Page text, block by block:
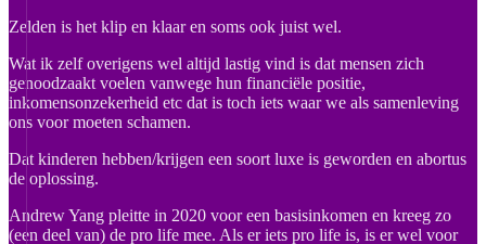
Zelden is het klip en klaar en soms ook juist wel.
Wat ik zelf overigens wel altijd lastig vind is dat mensen zich
genoodzaakt voelen vanwege hun financiële positie,
inkomensonzekerheid etc dat is toch iets waar we als samenleving
ons voor moeten schamen.
Dat kinderen hebben/krijgen een soort luxe is geworden en abortus
de oplossing.
Andrew Yang pleitte in 2020 voor een basisinkomen en kreeg zo
(een deel van) de pro life mee. Als er iets pro life is, is er wel voor